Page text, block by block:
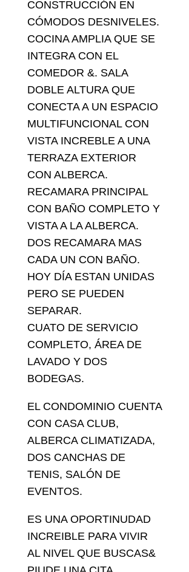
CONSTRUCCIÓN EN
CÓMODOS DESNIVELES.
COCINA AMPLIA QUE SE
INTEGRA CON EL
COMEDOR &. SALA
DOBLE ALTURA QUE
CONECTA A UN ESPACIO
MULTIFUNCIONAL CON
VISTA INCREBLE A UNA
TERRAZA EXTERIOR
CON ALBERCA.
RECAMARA PRINCIPAL
CON BAÑO COMPLETO Y
VISTA A LA ALBERCA.
DOS RECAMARA MAS
CADA UN CON BAÑO.
HOY DÍA ESTAN UNIDAS
PERO SE PUEDEN
SEPARAR.
CUATO DE SERVICIO
COMPLETO, ÁREA DE
LAVADO Y DOS
BODEGAS.
EL CONDOMINIO CUENTA
CON CASA CLUB,
ALBERCA CLIMATIZADA,
DOS CANCHAS DE
TENIS, SALÓN DE
EVENTOS.
ES UNA OPORTINUDAD
INCREIBLE PARA VIVIR
AL NIVEL QUE BUSCAS&